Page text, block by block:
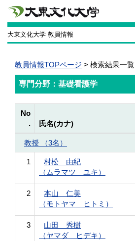
大東文化大学 教員情報
教員情報TOPページ > 検索結果一覧
専門分野：基礎看護学
No
.
氏名(カナ)
教授 （3名）
1
村松 由紀
（ムラマツ ユキ）
2
本山 仁美
（モトヤマ ヒトミ）
3
山田 秀樹
（ヤマダ ヒデキ）